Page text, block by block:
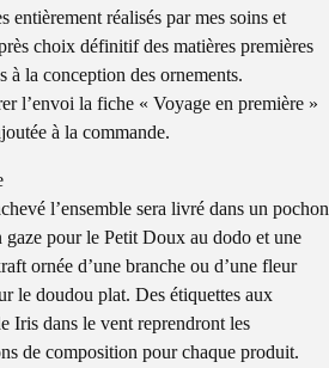
entièrement réalisés par mes soins et
choix définitif des matières premières
à la conception des ornements.
l’envoi la fiche « Voyage en première »
à la commande.
l’ensemble sera livré dans un pochon
gaze pour le Petit Doux au dodo et une
ornée d’une branche ou d’une fleur
le doudou plat. Des étiquettes aux
Iris dans le vent reprendront les
de composition pour chaque produit.